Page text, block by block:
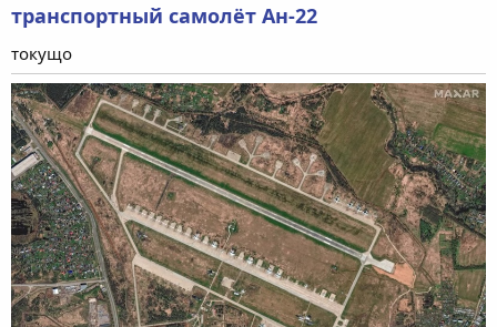
транспортный самолёт Ан-22
токущо